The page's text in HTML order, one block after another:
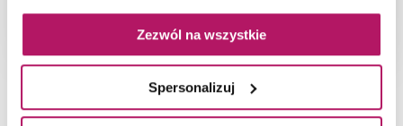
Zezwól na wszystkie
Spersonalizuj
Mozaika i imitacja metalowego panelu